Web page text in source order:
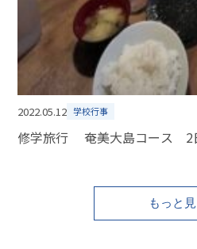
2022.05.12 学校行事
修学旅行 奄美大島コース 2
もっと